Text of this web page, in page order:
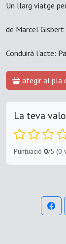
Un llarg viatge
de Marcel Gisbert
Conduirà l'acte:
afegir al pla
La teva
Puntuació 0/5 (0